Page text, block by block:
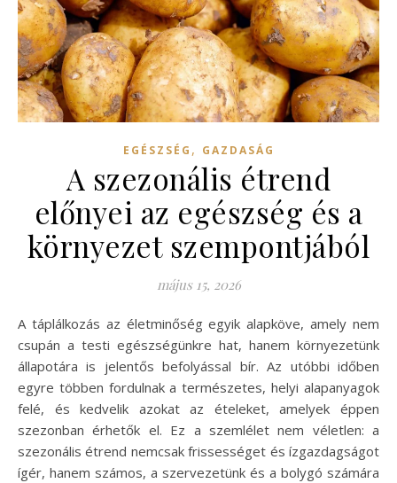
EGÉSZSÉG , GAZDASÁG
A szezonális étrend
előnyei az egészség és a
környezet szempontjából
május 15, 2026
A táplálkozás az életminőség egyik alapköve, amely nem
csupán a testi egészségünkre hat, hanem környezetünk
állapotára is jelentős befolyással bír. Az utóbbi időben
egyre többen fordulnak a természetes, helyi alapanyagok
felé, és kedvelik azokat az ételeket, amelyek éppen
szezonban érhetők el. Ez a szemlélet nem véletlen: a
szezonális étrend nemcsak frissességet és ízgazdagságot
ígér, hanem számos, a szervezetünk és a bolygó számára